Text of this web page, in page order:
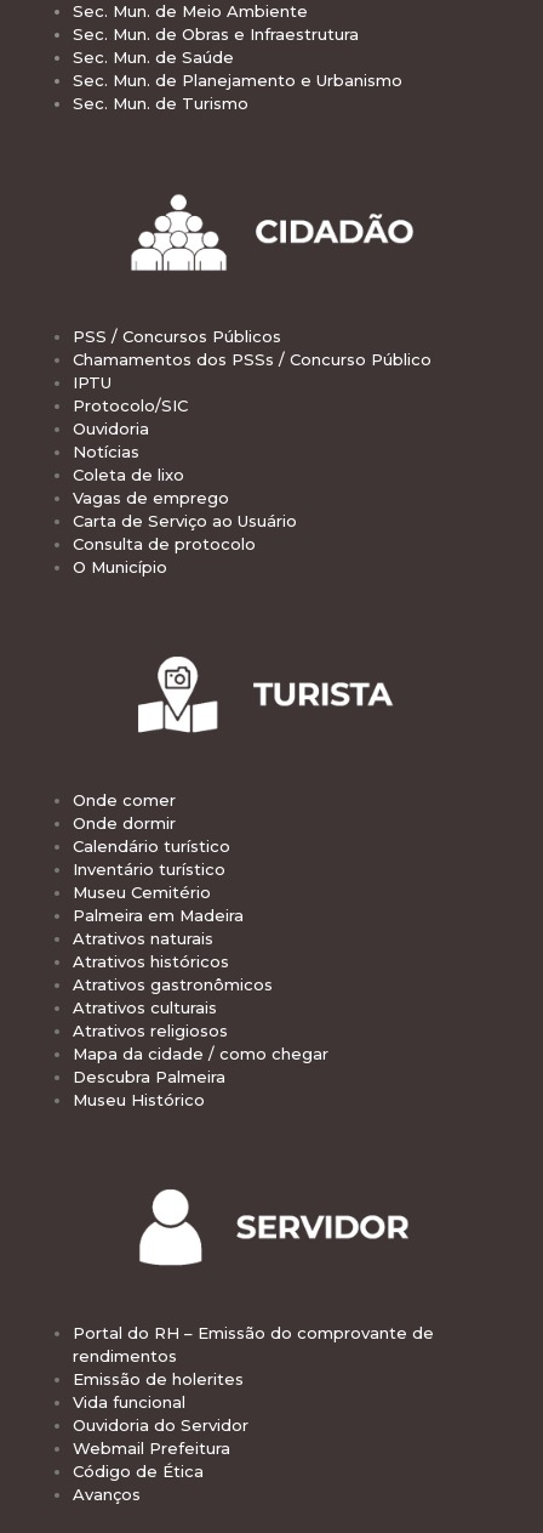
Sec. Mun. de Meio Ambiente
Sec. Mun. de Obras e Infraestrutura
Sec. Mun. de Saúde
Sec. Mun. de Planejamento e Urbanismo
Sec. Mun. de Turismo
PSS / Concursos Públicos
Chamamentos dos PSSs / Concurso Público
IPTU
Protocolo/SIC
Ouvidoria
Notícias
Coleta de lixo
Vagas de emprego
Carta de Serviço ao Usuário
Consulta de protocolo
O Município
Onde comer
Onde dormir
Calendário turístico
Inventário turístico
Museu Cemitério
Palmeira em Madeira
Atrativos naturais
Atrativos históricos
Atrativos gastronômicos
Atrativos culturais
Atrativos religiosos
Mapa da cidade / como chegar
Descubra Palmeira
Museu Histórico
Portal do RH – Emissão do comprovante de
rendimentos
Emissão de holerites
Vida funcional
Ouvidoria do Servidor
Webmail Prefeitura
Código de Ética
Avanços